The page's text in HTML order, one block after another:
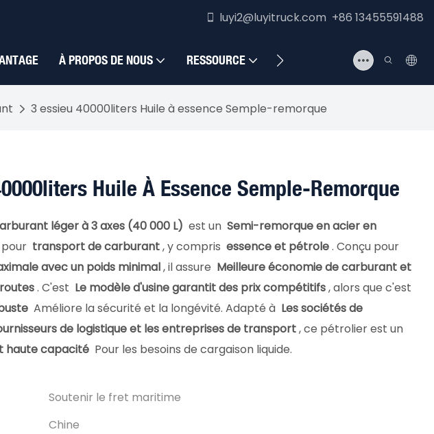
luyi2@luyitruck.com +86 13455591488
À PROPOS DE NOUS RESSOURCE NOUS CONTACTER
3 essieu 40000liters Huile à essence Semple-remorque
Huile À Essence Semple-Remorque
léger à 3 axes (40 000 L) est un Semi-remorque en acier en
transport de carburant, y compris essence et pétrole. Conçu pour
avec un poids minimal, il assure Meilleure économie de carburant et
. C'est Le modèle d'usine garantit des prix compétitifs, alors que c'est
Améliore la sécurité et la longévité. Adapté à Les sociétés de
de logistique et les entreprises de transport, ce pétrolier est un
haute capacité Pour les besoins de cargaison liquide.
Soutenir le fret maritime
Chine